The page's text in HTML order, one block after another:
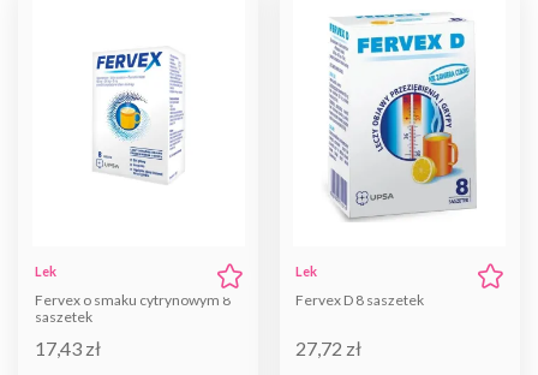
Lek
Fervex o smaku cytrynowym 8
saszetek
17,43 zł
Lek
Fervex D 8 saszetek
27,72 zł